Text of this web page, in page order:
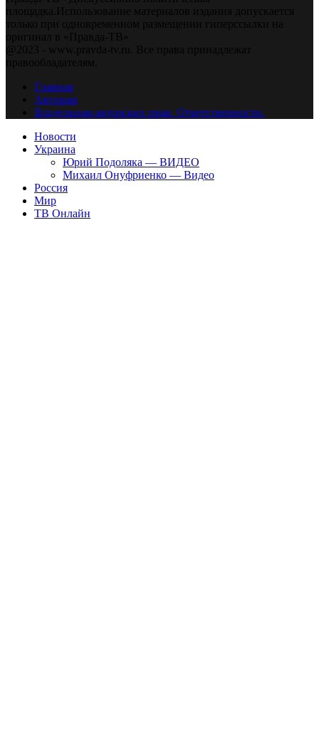
площадка.Использование материалов издания допускается
только при одновременном размещении гиперссылки на
оригинал в «Правда-ТВ»
@2023 - www.pravda-tv.ru. Все права принадлежат
правообладателям.
Главная
Авторам
Владельцам авторских прав. Ответственности.
Новости
Украина
Юрий Подоляка — ВИДЕО
Михаил Онуфриенко — Видео
Россия
Мир
ТВ Онлайн